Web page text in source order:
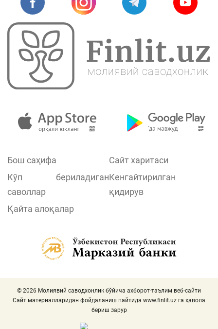
Бош саҳифа
Сайт харитаси
Кўп бериладиган
саволлар
Кенгайтирилган
қидирув
Қайта алоқалар
© 2026 Молиявий саводхонлик бўйича ахборот-таълим веб-сайти
Сайт материалларидан фойдаланиш пайтида www.finlit.uz га ҳавола
бериш зарур